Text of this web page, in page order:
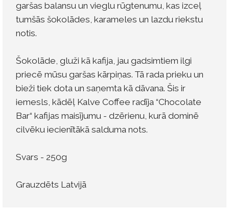
garšas balansu un vieglu rūgtenumu, kas izceļ
tumšās šokolādes, karameles un lazdu riekstu
notis.
Šokolāde, gluži kā kafija, jau gadsimtiem ilgi
priecē mūsu garšas kārpiņas. Tā rada prieku un
bieži tiek dota un saņemta kā dāvana. Šis ir
iemesls, kādēļ Kalve Coffee radīja “Chocolate
Bar“ kafijas maisījumu - dzērienu, kurā dominē
cilvēku iecienītākā salduma nots.
Svars - 250g
Grauzdēts Latvijā